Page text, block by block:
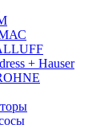
+ Hauser